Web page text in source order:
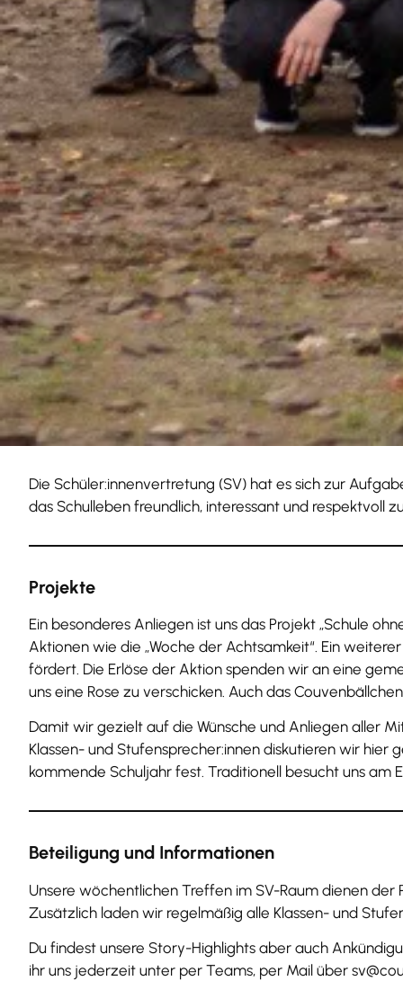
Die Schüler:innenvertretung (SV) hat es sich zur
das Schulleben freundlich, interessant und respektvoll
Projekte
Ein besonderes Anliegen ist uns das Projekt „Schule
Aktionen wie die „Woche der Achtsamkeit“. Ein
fördert. Die Erlöse der Aktion spenden wir an eine
uns eine Rose zu verschicken. Auch das
Damit wir gezielt auf die Wünsche und Anliegen aller
Klassen- und Stufensprecher:innen diskutieren wir
kommende Schuljahr fest. Traditionell besucht uns am
Beteiligung und Informationen
Unsere wöchentlichen Treffen im SV-Raum dienen
Zusätzlich laden wir regelmäßig alle Klassen- und
Du findest unsere Story-Highlights aber auch
ihr uns jederzeit unter per Teams, per Mail über